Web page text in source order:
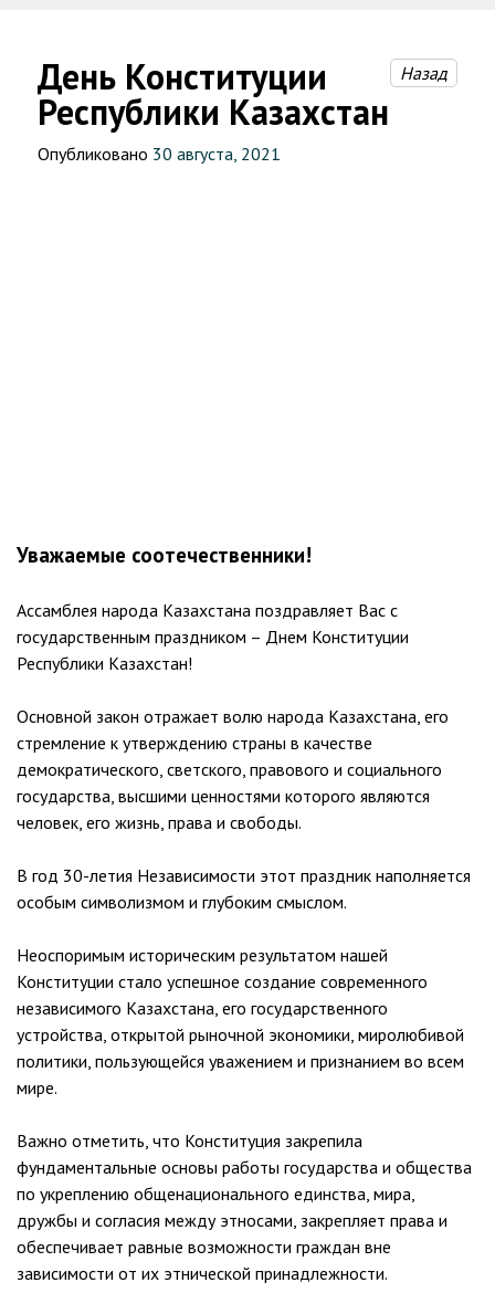
День Конституции
Республики Казахстан
Назад
Опубликовано 30 августа, 2021
Уважаемые соотечественники!
Ассамблея народа Казахстана поздравляет Вас с
государственным праздником – Днем Конституции
Республики Казахстан!
Основной закон отражает волю народа Казахстана, его
стремление к утверждению страны в качестве
демократического, светского, правового и социального
государства, высшими ценностями которого являются
человек, его жизнь, права и свободы.
В год 30-летия Независимости этот праздник наполняется
особым символизмом и глубоким смыслом.
Неоспоримым историческим результатом нашей
Конституции стало успешное создание современного
независимого Казахстана, его государственного
устройства, открытой рыночной экономики, миролюбивой
политики, пользующейся уважением и признанием во всем
мире.
Важно отметить, что Конституция закрепила
фундаментальные основы работы государства и общества
по укреплению общенационального единства, мира,
дружбы и согласия между этносами, закрепляет права и
обеспечивает равные возможности граждан вне
зависимости от их этнической принадлежности.